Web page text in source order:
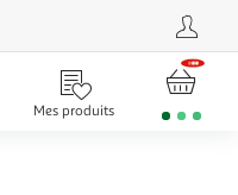
Mes produits